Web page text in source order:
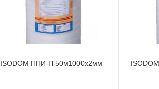
ISODOM ППИ-П 50м1000x2мм